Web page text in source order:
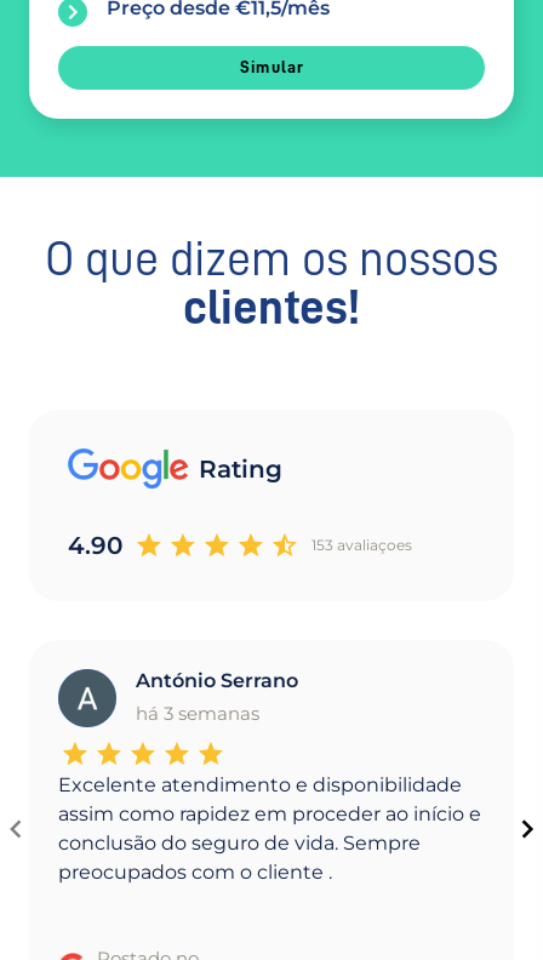
Preço desde €11,5/mês
Simular
O que dizem os nossos
clientes!
Rating
4.90 153 avaliaçoes
A
António Serrano
há 3 semanas
Excelente atendimento e disponibilidade
assim como rapidez em proceder ao início e
conclusão do seguro de vida. Sempre
preocupados com o cliente .